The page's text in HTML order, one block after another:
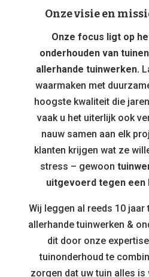
Onze visie en
Onze focus ligt op
onderhouden van
allerhande tuinwerken.
waarmaken met
hoogste kwaliteit die
vaak u het uiterlijk ook
nauw samen aan elk
klanten krijgen wat ze
stress – gewoon
uitgevoerd tegen een
Wij leggen al reeds 10 jaar
allerhande tuinwerken &
dit door onze
tuinonderhoud te
zorgen dat uw tuin alles is